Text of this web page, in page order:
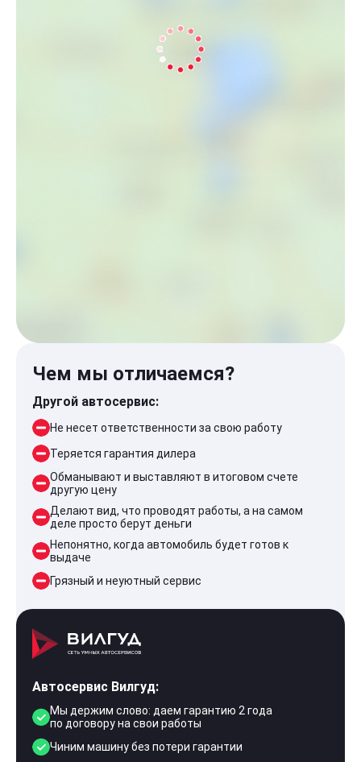
Чем мы отличаемся?
Другой автосервис:
Не несет ответственности за свою работу
Теряется гарантия дилера
Обманывают и выставляют в итоговом счете
другую цену
Делают вид, что проводят работы, а на самом
деле просто берут деньги
Непонятно, когда автомобиль будет готов к
выдаче
Грязный и неуютный сервис
Автосервис Вилгуд:
Мы держим слово: даем гарантию 2 года
по договору на свои работы
Чиним машину без потери гарантии